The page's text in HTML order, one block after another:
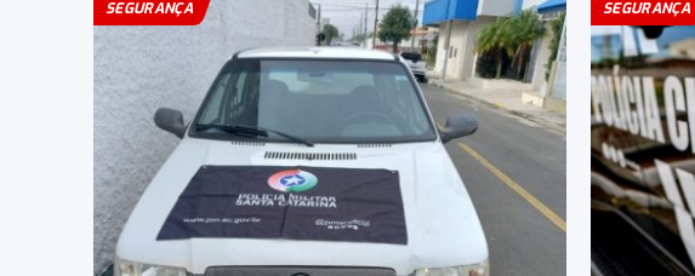
SEGURANÇA SEGURANÇA